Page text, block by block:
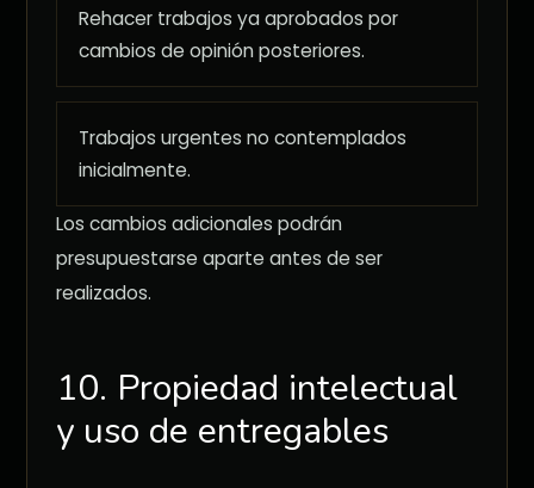
Rehacer trabajos ya aprobados por
cambios de opinión posteriores.
Trabajos urgentes no contemplados
inicialmente.
Los cambios adicionales podrán
presupuestarse aparte antes de ser
realizados.
10. Propiedad intelectual
y uso de entregables